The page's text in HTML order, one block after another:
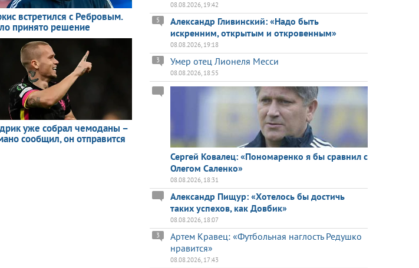
08.08.2026, 19:42
Александр Гливинский: «Надо быть
искренним, открытым и откровенным»
5
08.08.2026, 19:18
Умер отец Лионеля Месси
3
08.08.2026, 18:55
Сергей Ковалец: «Пономаренко я бы сравнил с
Олегом Саленко»
08.08.2026, 18:31
Александр Пищур: «Хотелось бы достичь
таких успехов, как Довбик»
08.08.2026, 18:07
Артем Кравец: «Футбольная наглость Редушко
нравится»
3
08.08.2026, 17:43